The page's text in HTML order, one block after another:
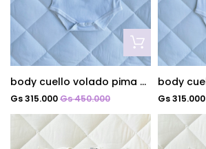
body cuello volado pima celeste
Gs 315.000Gs 450.000 Gs 315.000